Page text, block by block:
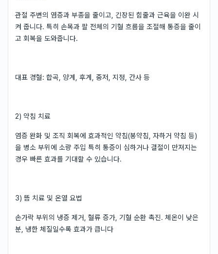
관절 주변의 염증과 부종을 줄이고, 긴장된 힘줄과 근육을 이완 시
켜 줍니다. 특히 손목과 팔 전체의 기혈 흐름을 조절해 통증을 줄이
고 회복을 도와줍니다.
대표 경혈: 합곡, 양계, 후계, 중저, 지정, 간사 등
2) 약침 치료
염증 완화 및 조직 회복에 효과적인 약침(봉약침, 자하거 약침 등)
을 병소 부위에 소량 주입 특히 통증이 심하거나 결절이 만져지는
경우 빠른 효과를 기대할 수 있습니다.
3) 뜸 치료 및 온열 요법
손가락 부위의 냉증 제거, 혈류 증가, 기혈 순환 촉진. 체온이 낮은
분, 냉한 체질일수록 효과가 큽니다